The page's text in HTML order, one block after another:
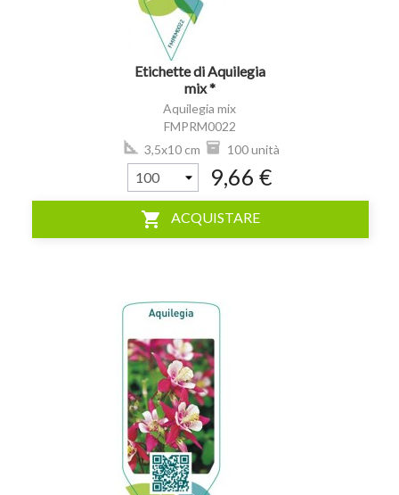
Etichette di Aquilegia
mix *
Aquilegia mix
FMPRM0022
3,5x10 cm
100 unità
9,66 €
shopping_cart ACQUISTARE